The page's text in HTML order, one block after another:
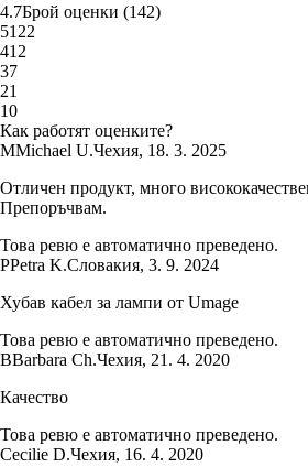
4.7Брой оценки (142)
5122
412
37
21
10
Как работят оценките?
MMichael U.Чехия, 18. 3. 2025
Отличен продукт, много
Препоръчвам.
Това ревю е автоматично преведено.
PPetra K.Словакия, 3. 9. 2024
Хубав кабел за лампи от Umage
Това ревю е автоматично преведено.
BBarbara Ch.Чехия, 21. 4. 2020
Качество
Това ревю е автоматично преведено.
Cecilie D.Чехия, 16. 4. 2020